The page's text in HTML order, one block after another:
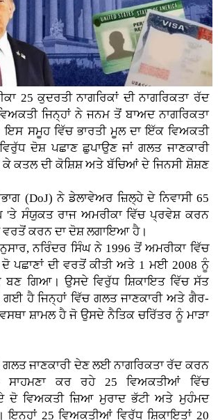
25 ਕੁਦਰਤੀ ਨਾਗਰਿਕਾਂ ਦੀ ਨਾਗਰਿਕਤਾ ਰੱਦ
ਜਿਨ੍ਹਾਂ ਨੇ ਜਨਮ ਤੋਂ ਬਾਅਦ ਨਾਗਰਿਕਤਾ
ਇਸ ਸਮੂਹ ਵਿੱਚ ਭਾਰਤੀ ਮੂਲ ਦਾ ਇੱਕ ਵਿਅਕਤੀ
ਦੋਸ਼ ਪਛਾਣ ਛੁਪਾਉਣ ਜਾਂ ਗਲਤ ਜਾਣਕਾਰੀ
ਕਤਲ ਦੀ ਕੋਸ਼ਿਸ਼ ਅਤੇ ਬੱਚਿਆਂ ਦੇ ਜਿਨਸੀ ਸ਼ੋਸ਼ਣ
(DoJ) ਨੇ ਡੇਲਾਵੇਅਰ ਜ਼ਿਲ੍ਹੇ ਦੇ ਨਿਵਾਸੀ 65
'ਤੇ ਸੰਯੁਕਤ ਰਾਜ ਅਮਰੀਕਾ ਵਿੱਚ ਪ੍ਰਵੇਸ਼ ਕਰਨ
ਵਰਤੋਂ ਕਰਨ ਦਾ ਦੋਸ਼ ਲਗਾਇਆ ਹੈ।
ਨਰਿੰਦਰ ਸਿੰਘ ਨੇ 1996 ਤੋਂ ਅਮਰੀਕਾ ਵਿੱਚ
ਪਛਾਣਾਂ ਦੀ ਵਰਤੋਂ ਕੀਤੀ ਅਤੇ 1 ਮਈ 2008 ਨੂੰ
ਬਣ ਗਿਆ। ਉਸਦੇ ਵਿਰੁੱਧ ਸ਼ਿਕਾਇਤ ਵਿੱਚ ਸੱਤ
ਗਈ ਹੈ ਜਿਨ੍ਹਾਂ ਵਿੱਚ ਗਲਤ ਜਾਣਕਾਰੀ ਅਤੇ ਗੈਰ-
ਸ਼ਾਮਲ ਹੈ ਜੋ ਉਸਦੇ ਨੈਤਿਕ ਚਰਿੱਤਰ ਨੂੰ ਮਾੜਾ
ਜਾਣਕਾਰੀ ਦੇਣ ਲਈ ਨਾਗਰਿਕਤਾ ਰੱਦ ਕਰਨ
ਸਾਹਮਣਾ ਕਰ ਰਹੇ 25 ਵਿਅਕਤੀਆਂ ਵਿੱਚ
ਦੇ ਦੋ ਵਿਅਕਤੀ ਜ਼ਿਆ ਮੁਰਾਦ ਭੱਟੀ ਅਤੇ ਮੁਹੰਮਦ
ਇਨ੍ਹਾਂ 25 ਵਿਅਕਤੀਆਂ ਵਿਰੁੱਧ ਸ਼ਿਕਾਇਤਾਂ 20